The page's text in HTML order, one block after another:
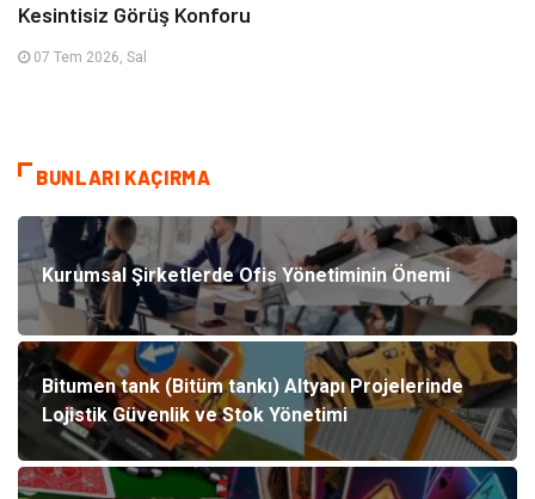
Kesintisiz Görüş Konforu
07 Tem 2026, Sal
BUNLARI KAÇIRMA
Kurumsal Şirketlerde Ofis Yönetiminin Önemi
Bitumen tank (Bitüm tankı) Altyapı Projelerinde
Lojistik Güvenlik ve Stok Yönetimi